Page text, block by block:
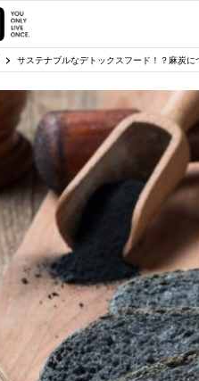
サステナブルなデトックスフード！？麻炭に